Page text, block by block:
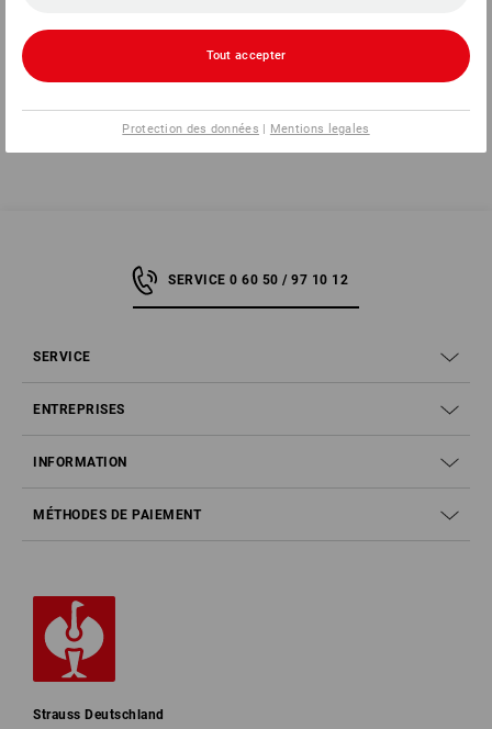
SERVICE 0 60 50 / 97 10 12
SERVICE
ENTREPRISES
INFORMATION
MÉTHODES DE PAIEMENT
Strauss Deutschland
Tout accepter
Protection des données | Mentions legales